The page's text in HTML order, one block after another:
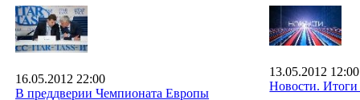
16.05.2012 22:00
В преддверии Чемпионата Европы
13.05.2012 12:00
Новости. Итоги